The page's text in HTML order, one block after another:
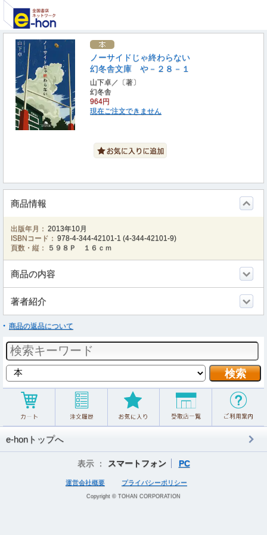
ノーサイドじゃ終わらない
幻冬舎文庫 や－２８－１
山下卓／〔著〕
幻冬舎
964円
現在ご注文できません
商品情報
出版年月： 2013年10月
ISBNコード： 978-4-344-42101-1 (4-344-42101-9)
頁数・縦：
５９８Ｐ １６ｃｍ
商品の内容
著者紹介
商品の返品について
e-honトップへ
表示 ： スマートフォン PC
運営会社概要 プライバシーポリシー
Copyright © TOHAN CORPORATION